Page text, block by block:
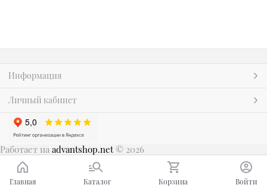
Информация
Личный кабинет
Работает на advantshop.net © 2026
Главная Каталог Корзина Войти